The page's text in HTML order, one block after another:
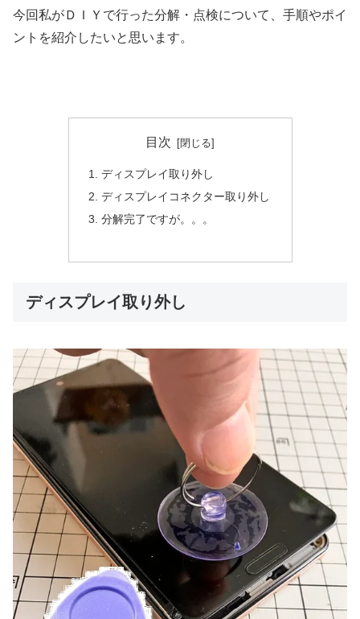
今回私がＤＩＹで行った分解・点検について、手順やポイ
ントを紹介したいと思います。
目次
ディスプレイ取り外し
ディスプレイコネクター取り外し
分解完了ですが。。。
ディスプレイ取り外し